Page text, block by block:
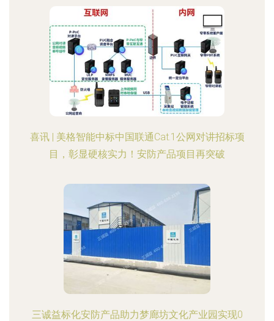
喜讯 | 美格智能中标中国联通Cat.1公网对讲招标项
目，彰显硬核实力！安防产品项目再突破
三诚益标化安防产品助力梦廊坊文化产业园实现0